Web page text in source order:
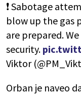
❗️ Sabotage
blow up the gas
are prepared.
security.
Viktor
Orban je naveo